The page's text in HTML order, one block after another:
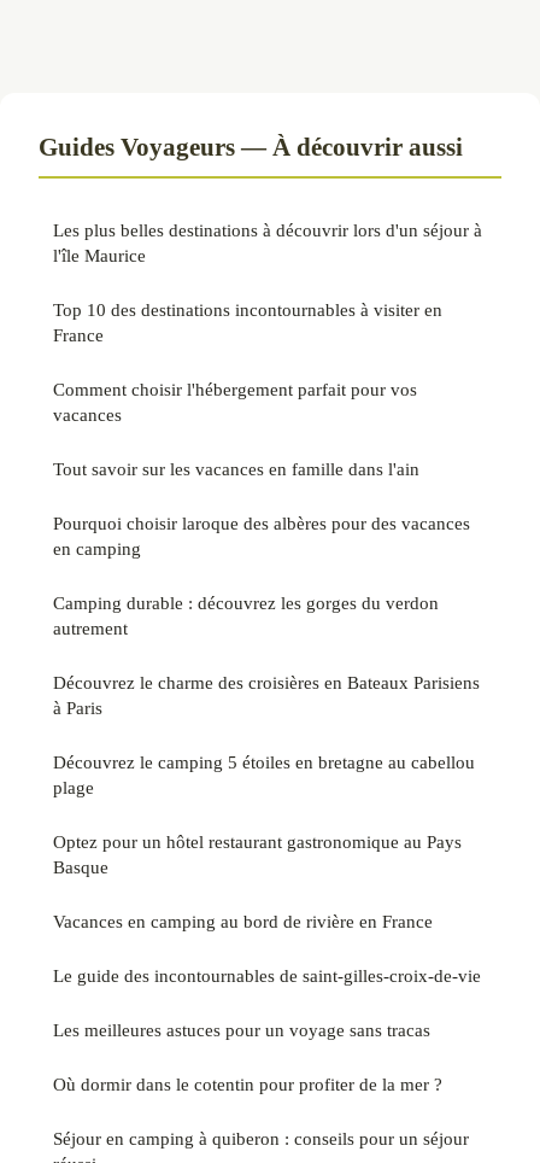
Guides Voyageurs — À découvrir aussi
Les plus belles destinations à découvrir lors d'un séjour à
l'île Maurice
Top 10 des destinations incontournables à visiter en
France
Comment choisir l'hébergement parfait pour vos
vacances
Tout savoir sur les vacances en famille dans l'ain
Pourquoi choisir laroque des albères pour des vacances
en camping
Camping durable : découvrez les gorges du verdon
autrement
Découvrez le charme des croisières en Bateaux Parisiens
à Paris
Découvrez le camping 5 étoiles en bretagne au cabellou
plage
Optez pour un hôtel restaurant gastronomique au Pays
Basque
Vacances en camping au bord de rivière en France
Le guide des incontournables de saint-gilles-croix-de-vie
Les meilleures astuces pour un voyage sans tracas
Où dormir dans le cotentin pour profiter de la mer ?
Séjour en camping à quiberon : conseils pour un séjour